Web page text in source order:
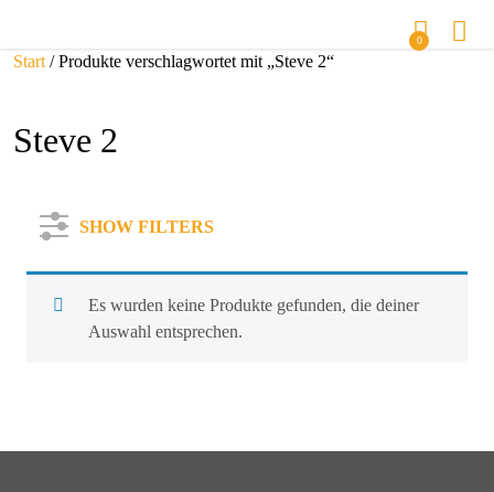
0
Start / Produkte verschlagwortet mit „Steve 2“
Steve 2
SHOW FILTERS
Es wurden keine Produkte gefunden, die deiner
Auswahl entsprechen.